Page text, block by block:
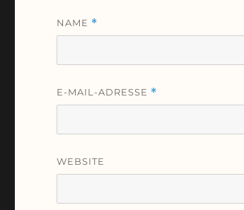
NAME *
E-MAIL-ADRESSE *
WEBSITE